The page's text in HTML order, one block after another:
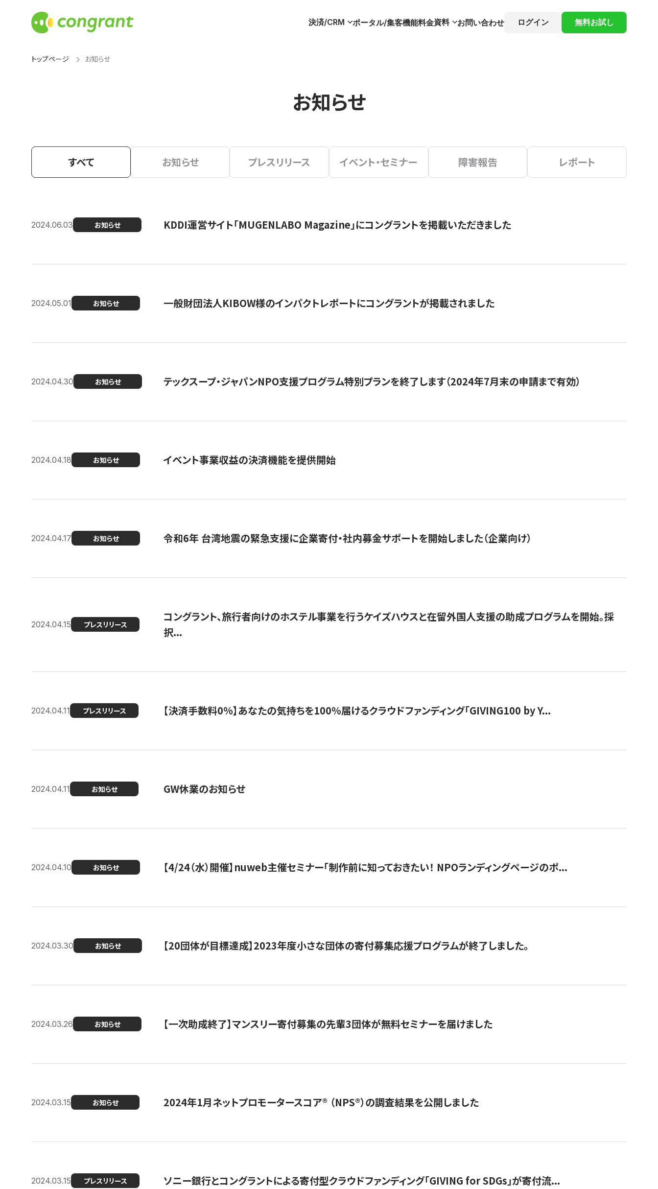
決済/CRM ポータル/集客機能料金資料 お問い合わせ ログイン 無料お試し
トップページ お知らせ
お知らせ
すべて お知らせ プレスリリース イベント・セミナー 障害報告 レポート
2024.06.03 お知らせ KDDI運営サイト「MUGENLABO Magazine」にコングラントを掲載いただきました
2024.05.01 お知らせ 一般財団法人KIBOW様のインパクトレポートにコングラントが掲載されました
2024.04.30 お知らせ テックスープ・ジャパンNPO支援プログラム特別プランを終了します（2024年7月末の申請まで有効）
2024.04.18 お知らせ イベント事業収益の決済機能を提供開始
2024.04.17 お知らせ 令和6年 台湾地震の緊急支援に企業寄付・社内募金サポートを開始しました（企業向け）
2024.04.15 プレスリリース
コングラント、旅行者向けのホステル事業を行うケイズハウスと在留外国人支援の助成プログラムを開始。採
択...
2024.04.11 プレスリリース 【決済手数料0%】あなたの気持ちを100％届けるクラウドファンディング「GIVING100 by Y...
2024.04.11 お知らせ GW休業のお知らせ
2024.04.10 お知らせ 【4/24（水）開催】nuweb主催セミナー「制作前に知っておきたい！ NPOランディングページのポ...
2024.03.30 お知らせ 【20団体が目標達成】2023年度小さな団体の寄付募集応援プログラムが終了しました。
2024.03.26 お知らせ 【一次助成終了】マンスリー寄付募集の先輩3団体が無料セミナーを届けました
2024.03.15 お知らせ 2024年1月ネットプロモータースコア®︎ （NPS®︎）の調査結果を公開しました
2024.03.15 プレスリリース ソニー銀行とコングラントによる寄付型クラウドファンディング「GIVING for SDGs」が寄付流...